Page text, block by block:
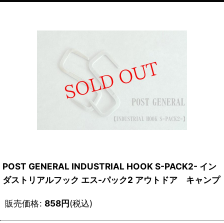
POST GENERAL INDUSTRIAL HOOK S-PACK2- イン
ダストリアルフック エス-パック2 アウトドア キャンプ
販売価格: 858円(税込)